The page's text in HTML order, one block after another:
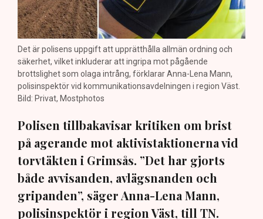
Det är polisens uppgift att upprätthålla allmän ordning och
säkerhet, vilket inkluderar att ingripa mot pågående
brottslighet som olaga intrång, förklarar Anna-Lena Mann,
polisinspektör vid kommunikationsavdelningen i region Väst.
Bild: Privat, Mostphotos
Polisen tillbakavisar kritiken om brist
på agerande mot aktivistaktionerna vid
torvtäkten i Grimsås. ”Det har gjorts
både avvisanden, avlägsnanden och
gripanden”, säger Anna-Lena Mann,
polisinspektör i region Väst, till TN.